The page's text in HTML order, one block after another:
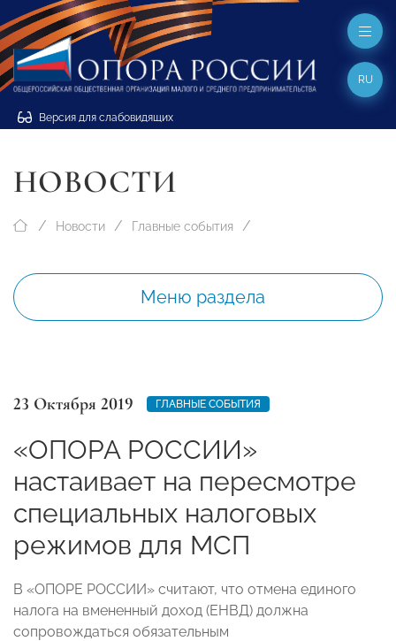
Версия для слабовидящих
RU
НОВОСТИ
Новости Главные события
Меню раздела
23 Октября 2019 ГЛАВНЫЕ СОБЫТИЯ
«ОПОРА РОССИИ»
настаивает на пересмотре
специальных налоговых
режимов для МСП
В «ОПОРЕ РОССИИ» считают, что отмена единого
налога на вмененный доход (ЕНВД) должна
сопровождаться обязательным